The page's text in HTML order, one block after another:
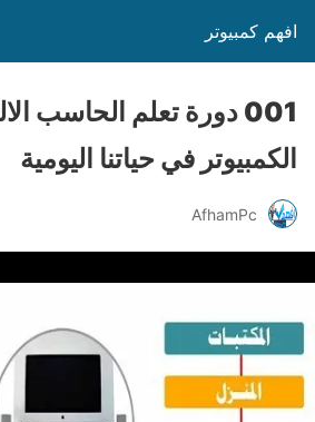
افهم كمبيوتر
001 دورة تعلم الحاسب
الكمبيوتر في حياتنا اليومية
AfhamPc